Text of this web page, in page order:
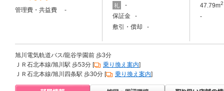
管理費・共益費 -
礼
-
保証金 -
敷引・償却 -
47.79m2
-
旭川電気軌道バス/龍谷学園前 歩3分
ＪＲ石北本線/旭川駅 歩53分 [
乗り換え案内]
ＪＲ石北本線/旭川四条駅 歩30分 [
乗り換え案内]